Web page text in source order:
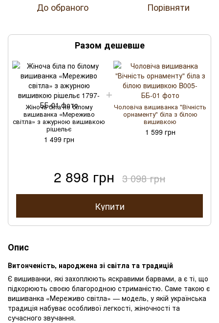
До обраного Порівняти
Разом дешевше
Жіноча біла по білому
вишиванка «Мереживо
світла» з ажурною вишивкою
рішельє
1 499 грн
Чоловіча вишиванка "Вічність
орнаменту" біла з білою
вишивкою
1 599 грн
2 898 грн 3 098 грн
Купити
Опис
Витонченість, народжена зі світла та традицій
Є вишиванки, які захоплюють яскравими барвами, а є ті, що
підкорюють своєю благородною стриманістю. Саме такою є
вишиванка «Мереживо світла» — модель, у якій українська
традиція набуває особливої легкості, жіночності та
сучасного звучання.